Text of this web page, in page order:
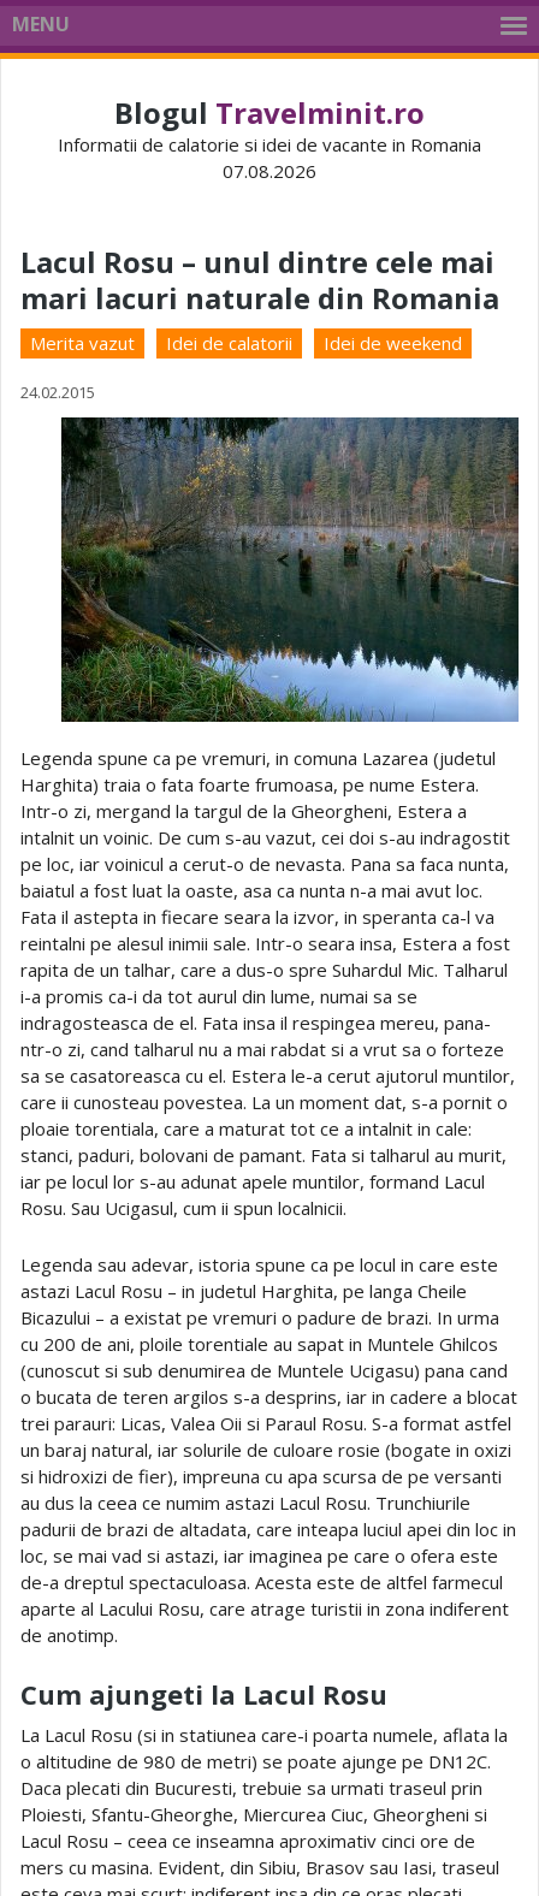
MENU
Blogul Travelminit.ro
Informatii de calatorie si idei de vacante in Romania
07.08.2026
Lacul Rosu – unul dintre cele mai
mari lacuri naturale din Romania
Merita vazut Idei de calatorii Idei de weekend
24.02.2015
Legenda spune ca pe vremuri, in comuna Lazarea (judetul
Harghita) traia o fata foarte frumoasa, pe nume Estera.
Intr-o zi, mergand la targul de la Gheorgheni, Estera a
intalnit un voinic. De cum s-au vazut, cei doi s-au indragostit
pe loc, iar voinicul a cerut-o de nevasta. Pana sa faca nunta,
baiatul a fost luat la oaste, asa ca nunta n-a mai avut loc.
Fata il astepta in fiecare seara la izvor, in speranta ca-l va
reintalni pe alesul inimii sale. Intr-o seara insa, Estera a fost
rapita de un talhar, care a dus-o spre Suhardul Mic. Talharul
i-a promis ca-i da tot aurul din lume, numai sa se
indragosteasca de el. Fata insa il respingea mereu, pana-
ntr-o zi, cand talharul nu a mai rabdat si a vrut sa o forteze
sa se casatoreasca cu el. Estera le-a cerut ajutorul muntilor,
care ii cunosteau povestea. La un moment dat, s-a pornit o
ploaie torentiala, care a maturat tot ce a intalnit in cale:
stanci, paduri, bolovani de pamant. Fata si talharul au murit,
iar pe locul lor s-au adunat apele muntilor, formand Lacul
Rosu. Sau Ucigasul, cum ii spun localnicii.
Legenda sau adevar, istoria spune ca pe locul in care este
astazi Lacul Rosu – in judetul Harghita, pe langa Cheile
Bicazului – a existat pe vremuri o padure de brazi. In urma
cu 200 de ani, ploile torentiale au sapat in Muntele Ghilcos
(cunoscut si sub denumirea de Muntele Ucigasu) pana cand
o bucata de teren argilos s-a desprins, iar in cadere a blocat
trei parauri: Licas, Valea Oii si Paraul Rosu. S-a format astfel
un baraj natural, iar solurile de culoare rosie (bogate in oxizi
si hidroxizi de fier), impreuna cu apa scursa de pe versanti
au dus la ceea ce numim astazi Lacul Rosu. Trunchiurile
padurii de brazi de altadata, care inteapa luciul apei din loc in
loc, se mai vad si astazi, iar imaginea pe care o ofera este
de-a dreptul spectaculoasa. Acesta este de altfel farmecul
aparte al Lacului Rosu, care atrage turistii in zona indiferent
de anotimp.
Cum ajungeti la Lacul Rosu
La Lacul Rosu (si in statiunea care-i poarta numele, aflata la
o altitudine de 980 de metri) se poate ajunge pe DN12C.
Daca plecati din Bucuresti, trebuie sa urmati traseul prin
Ploiesti, Sfantu-Gheorghe, Miercurea Ciuc, Gheorgheni si
Lacul Rosu – ceea ce inseamna aproximativ cinci ore de
mers cu masina. Evident, din Sibiu, Brasov sau Iasi, traseul